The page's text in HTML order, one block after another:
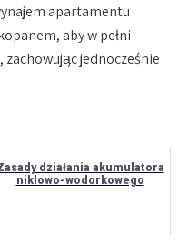
apartamentu
aby w pełni
jednocześnie
działania akumulatora
niklowo-wodorkowego